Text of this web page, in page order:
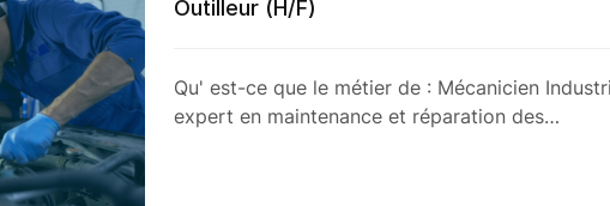
Outilleur (H/F)
Qu' est-ce que le métier de : Mécanicien
expert en maintenance et réparation des…